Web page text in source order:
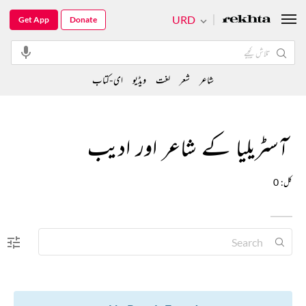
آسٹریلیا کے شاعر اور ادیب
کل: 0
URD
Get App Donate
شاعر شعر لغت ویڈیو ای-کتاب